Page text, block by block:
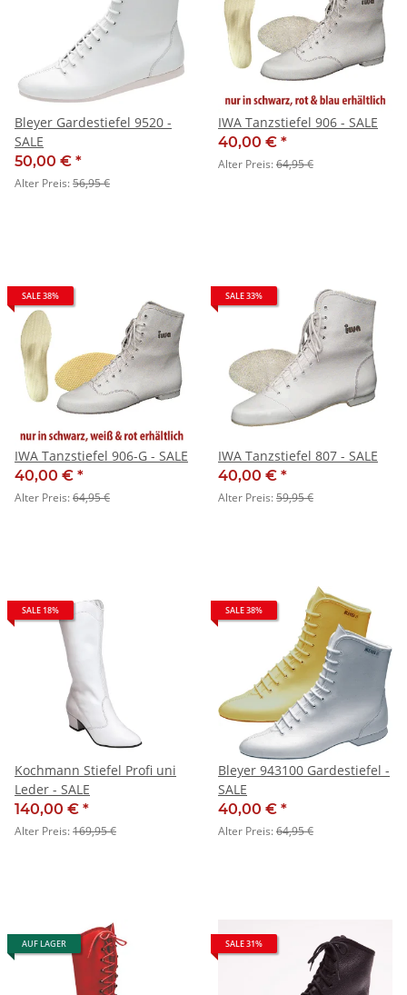
Bleyer Gardestiefel 9520 -
SALE
50,00 € *
Alter Preis:56,95 €
IWA Tanzstiefel 906 - SALE
40,00 € *
Alter Preis:64,95 €
SALE 38%
IWA Tanzstiefel 906-G - SALE
40,00 € *
Alter Preis:64,95 €
SALE 33%
IWA Tanzstiefel 807 - SALE
40,00 € *
Alter Preis:59,95 €
SALE 18%
Kochmann Stiefel Profi uni
Leder - SALE
140,00 € *
Alter Preis:169,95 €
SALE 38%
Bleyer 943100 Gardestiefel -
SALE
40,00 € *
Alter Preis:64,95 €
AUF LAGER SALE 31%